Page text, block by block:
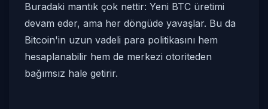
Buradaki mantık çok nettir: Yeni BTC üretimi
devam eder, ama her döngüde yavaşlar. Bu da
Bitcoin'in uzun vadeli para politikasını hem
hesaplanabilir hem de merkezi otoriteden
bağımsız hale getirir.